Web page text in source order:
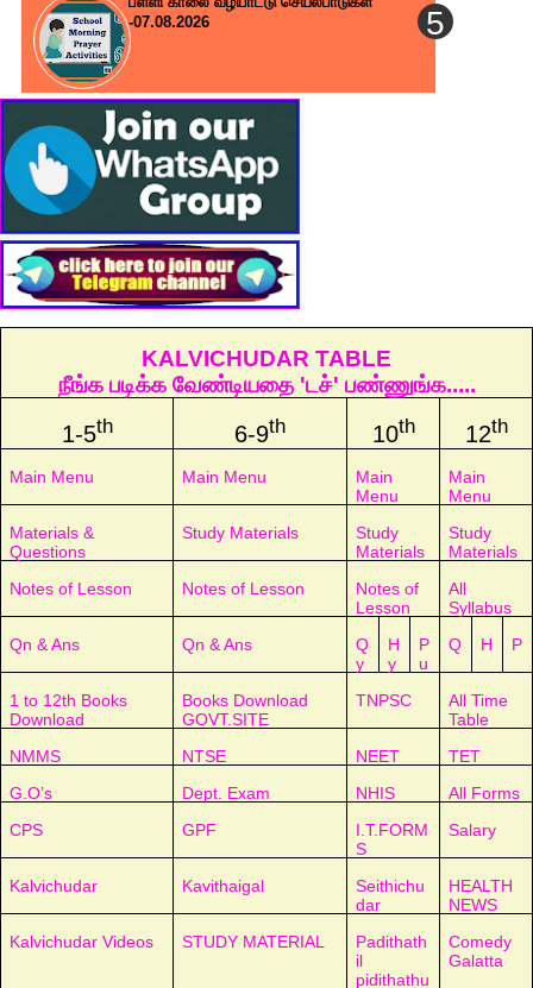
-07.08.2026
KALVICHUDAR TABLE
நீங்க படிக்க வேண்டியதை 'டச்' பண்ணுங்க.....
1-5th 6-9th 10th 12th
Main Menu Main Menu
Main
Menu
Main
Menu
Materials &
Questions
Study Materials
Study
Materials
Study
Materials
Notes of Lesson
Notes of Lesson
Notes of
Lesson
All
Syllabus
Qn & Ans
Qn & Ans
Q
y
H
y
P
u
Q H P
1 to 12th Books
Download
Books Download
GOVT.SITE
TNPSC
All Time
Table
NMMS
NTSE NEET
TET
G.O’s
Dept. Exam NHIS
All Forms
CPS
GPF
I.T.FORM
S
Salary
Kalvichudar Kavithaigal
Seithichu
dar
HEALTH
NEWS
Kalvichudar Videos
STUDY MATERIAL
Padithath
il
pidithathu
Comedy
Galatta